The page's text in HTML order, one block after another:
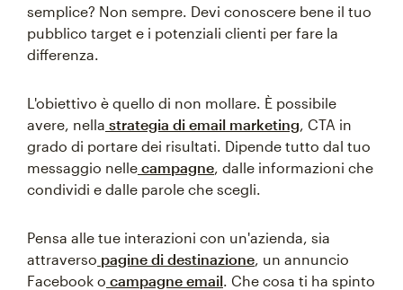
semplice? Non sempre. Devi conoscere bene il tuo
pubblico target e i potenziali clienti per fare la
differenza.
L'obiettivo è quello di non mollare. È possibile
avere, nella strategia di email marketing, CTA in
grado di portare dei risultati. Dipende tutto dal tuo
messaggio nelle campagne, dalle informazioni che
condividi e dalle parole che scegli.
Pensa alle tue interazioni con un'azienda, sia
attraverso pagine di destinazione, un annuncio
Facebook o campagne email. Che cosa ti ha spinto